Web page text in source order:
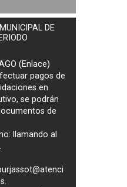
DE
(Enlace)
pagos de
en
, se podrán
de
llamando al
.